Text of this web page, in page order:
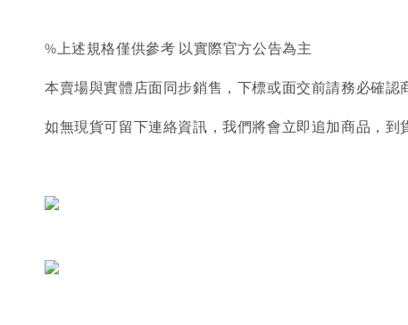
%上述規格僅供參考 以實際官方公告為主
本賣場與實體店面同步銷售，下標或面交前請務必確認
如無現貨可留下連絡資訊，我們將會立即追加商品，到